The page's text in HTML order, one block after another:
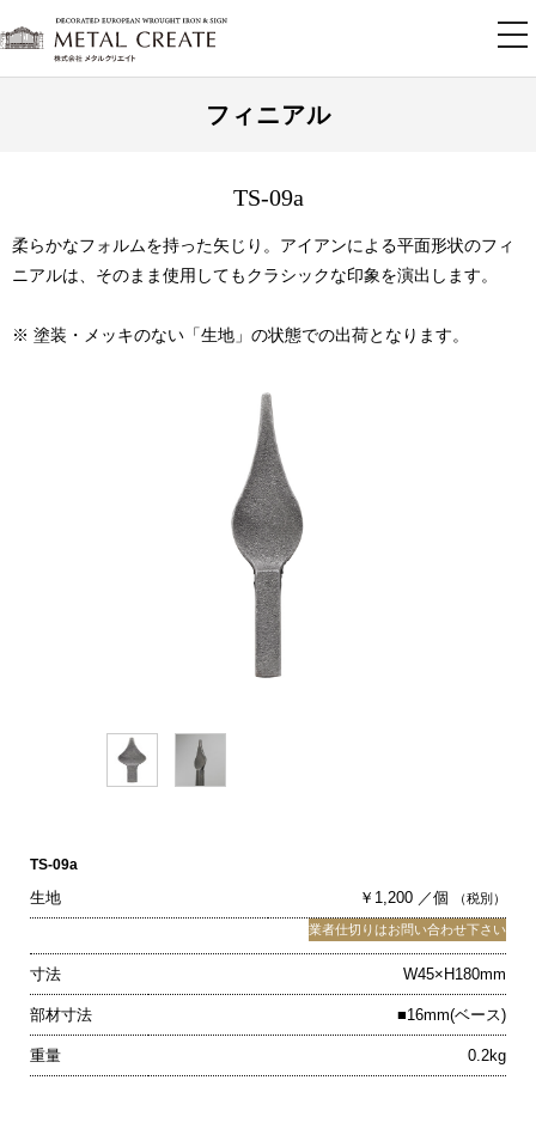
フィニアル
TS-09a
柔らかなフォルムを持った矢じり。アイアンによる平面形状のフィ
ニアルは、そのまま使用してもクラシックな印象を演出します。
※ 塗装・メッキのない「生地」の状態での出荷となります。
TS-09a
生地 ￥1,200 ／個 （税別）
業者仕切りはお問い合わせ下さい
寸法 W45×H180mm
部材寸法 ■16mm(ベース)
重量 0.2kg